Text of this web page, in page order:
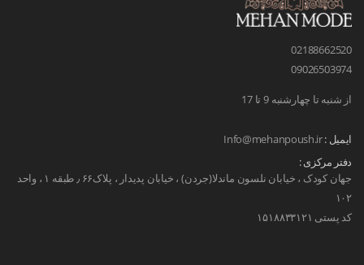
02188662520
09026503974
از شنبه تا چهارشنبه 9 تا 17
ایمیل :Info@mehanpoush.ir
دفتر مرکزی :
جهان کودک ، خیابان نلسون ماندلا(جردن) ، خیابان پدیدار ، پلاک۶۶ ٫ طبقه ۱ ، واحد
۱۰۲
کد پستی ۱۵۱۸۸۳۳۱۲۱